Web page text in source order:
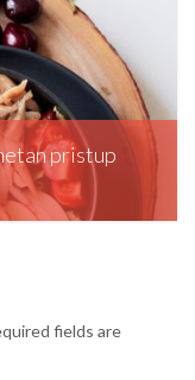
pristup
fields are